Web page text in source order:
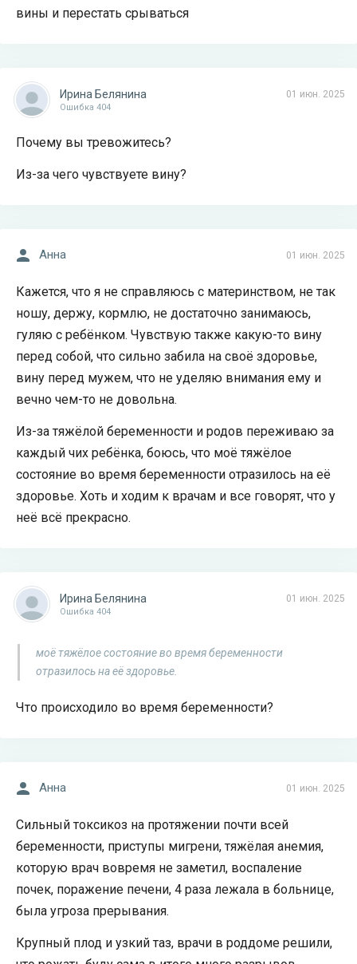
вины и перестать срываться
01 июн. 2025
Ирина Белянина
Ошибка 404
Почему вы тревожитесь?
Из-за чего чувствуете вину?
01 июн. 2025
Анна
Кажется, что я не справляюсь с материнством, не так
ношу, держу, кормлю, не достаточно занимаюсь,
гуляю с ребёнком. Чувствую также какую-то вину
перед собой, что сильно забила на своё здоровье,
вину перед мужем, что не уделяю внимания ему и
вечно чем-то не довольна.
Из-за тяжёлой беременности и родов переживаю за
каждый чих ребёнка, боюсь, что моё тяжёлое
состояние во время беременности отразилось на её
здоровье. Хоть и ходим к врачам и все говорят, что у
неё всё прекрасно.
01 июн. 2025
Ирина Белянина
Ошибка 404
моё тяжёлое состояние во время беременности
отразилось на её здоровье.
Что происходило во время беременности?
01 июн. 2025
Анна
Сильный токсикоз на протяжении почти всей
беременности, приступы мигрени, тяжёлая анемия,
которую врач вовремя не заметил, воспаление
почек, поражение печени, 4 раза лежала в больнице,
была угроза прерывания.
Крупный плод и узкий таз, врачи в роддоме решили,